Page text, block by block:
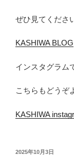
ぜひ見てくださ
KASHIWA BLOG
インスタグラム
こちらもどうぞ
KASHIWA
投
2025年10月3日